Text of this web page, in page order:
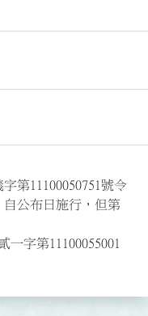
第11100050751號令
公布日施行，但第
一字第11100055001